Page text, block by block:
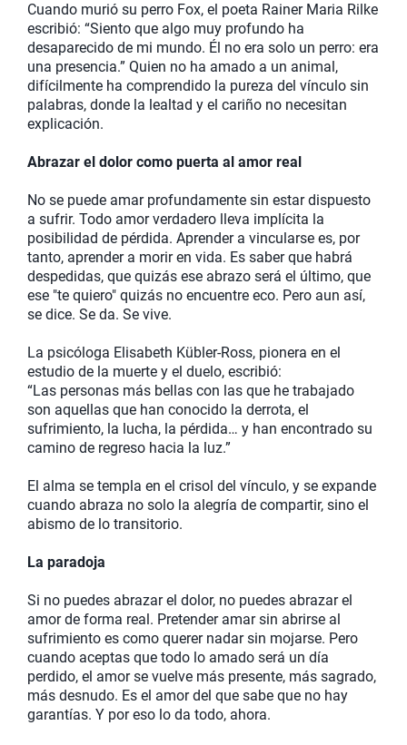
Cuando murió su perro Fox, el poeta Rainer Maria Rilke
escribió: “Siento que algo muy profundo ha
desaparecido de mi mundo. Él no era solo un perro: era
una presencia.” Quien no ha amado a un animal,
difícilmente ha comprendido la pureza del vínculo sin
palabras, donde la lealtad y el cariño no necesitan
explicación.
Abrazar el dolor como puerta al amor real
No se puede amar profundamente sin estar dispuesto
a sufrir. Todo amor verdadero lleva implícita la
posibilidad de pérdida. Aprender a vincularse es, por
tanto, aprender a morir en vida. Es saber que habrá
despedidas, que quizás ese abrazo será el último, que
ese "te quiero" quizás no encuentre eco. Pero aun así,
se dice. Se da. Se vive.
La psicóloga Elisabeth Kübler-Ross, pionera en el
estudio de la muerte y el duelo, escribió:
“Las personas más bellas con las que he trabajado
son aquellas que han conocido la derrota, el
sufrimiento, la lucha, la pérdida… y han encontrado su
camino de regreso hacia la luz.”
El alma se templa en el crisol del vínculo, y se expande
cuando abraza no solo la alegría de compartir, sino el
abismo de lo transitorio.
La paradoja
Si no puedes abrazar el dolor, no puedes abrazar el
amor de forma real. Pretender amar sin abrirse al
sufrimiento es como querer nadar sin mojarse. Pero
cuando aceptas que todo lo amado será un día
perdido, el amor se vuelve más presente, más sagrado,
más desnudo. Es el amor del que sabe que no hay
garantías. Y por eso lo da todo, ahora.